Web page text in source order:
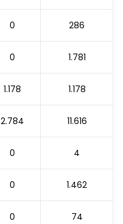
0 286
0 1.781
1.178 1.178
2.784 11.616
0 4
0 1.462
0 74